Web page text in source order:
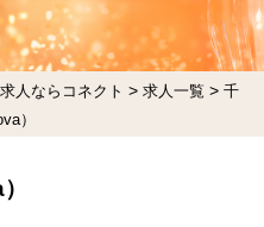
人ならコネクト > 求人一覧 > 千
）